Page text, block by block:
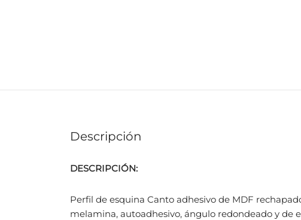
Descripción
DESCRIPCIÓN:
Perfil de esquina Canto adhesivo de MDF
melamina, autoadhesivo, ángulo redondeado y de